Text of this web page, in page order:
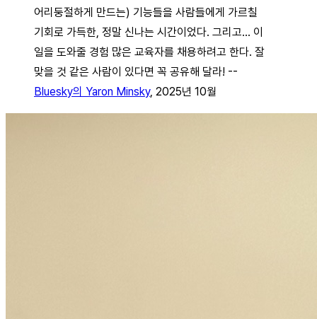
어리둥절하게 만드는) 기능들을 사람들에게 가르칠
기회로 가득한, 정말 신나는 시간이었다. 그리고... 이
일을 도와줄 경험 많은 교육자를 채용하려고 한다. 잘
맞을 것 같은 사람이 있다면 꼭 공유해 달라! --
Bluesky의 Yaron Minsky, 2025년 10월